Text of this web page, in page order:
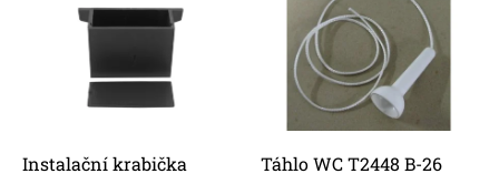
dInstalační krabička Táhlo WC T2448 B-26